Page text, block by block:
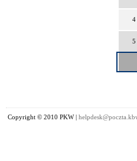
4
5
Copyright © 2010 PKW |